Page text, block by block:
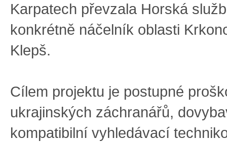
Karpatech převzala Horská
konkrétně náčelník oblasti
Klepš.
Cílem projektu je postupné
ukrajinských záchranářů,
kompatibilní vyhledávací